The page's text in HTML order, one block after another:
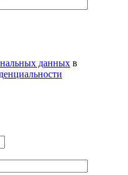
данных в